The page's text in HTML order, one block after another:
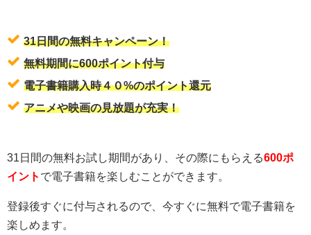
31日間の無料キャンペーン！
無料期間に600ポイント付与
電子書籍購入時４０%のポイント還元
アニメや映画の見放題が充実！
31日間の無料お試し期間があり、その際にもらえる600ポ
イント で電子書籍を楽しむことができます。
登録後すぐに付与されるので、今すぐに無料で電子書籍を
楽しめます。